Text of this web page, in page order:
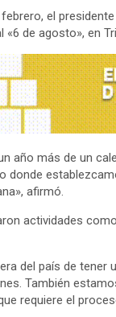
el
de agosto», en
año más de un
donde
afirmó.
actividades
del país de
También
requiere el